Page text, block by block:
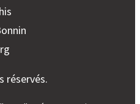
réservés.